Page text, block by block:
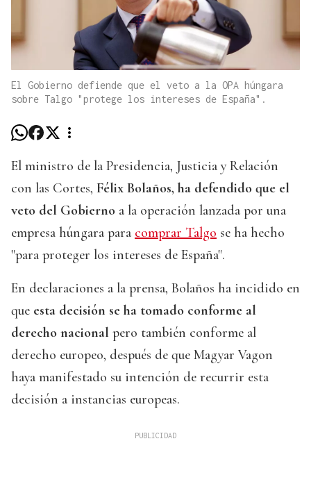
El Gobierno defiende que el veto a la OPA húngara
sobre Talgo "protege los intereses de España".
El ministro de la Presidencia, Justicia y Relación
con las Cortes, Félix Bolaños, ha defendido que el
veto del Gobierno a la operación lanzada por una
empresa húngara para comprar Talgo se ha hecho
"para proteger los intereses de España".
En declaraciones a la prensa, Bolaños ha incidido en
que esta decisión se ha tomado conforme al
derecho nacional pero también conforme al
derecho europeo, después de que Magyar Vagon
haya manifestado su intención de recurrir esta
decisión a instancias europeas.